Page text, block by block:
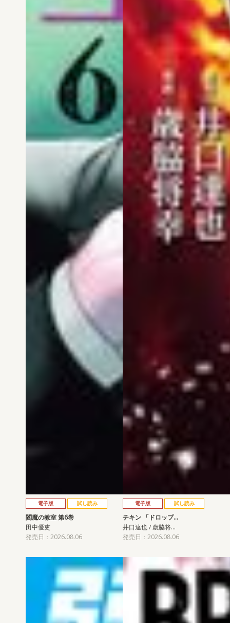
電子版 試し読み
閻魔の教室 第6巻
田中優吏
発売日：2026.08.06
電子版 試し読み
チキン 「ドロップ…
井口達也 / 歳脇将…
発売日：2026.08.06